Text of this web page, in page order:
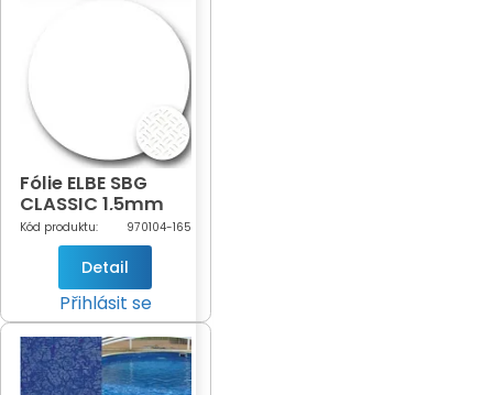
Fólie ELBE SBG
CLASSIC 1,5mm
White šíře 1,65m
(bílá - 104)
Kód produktu: 970104-165
Detail
Přihlásit se